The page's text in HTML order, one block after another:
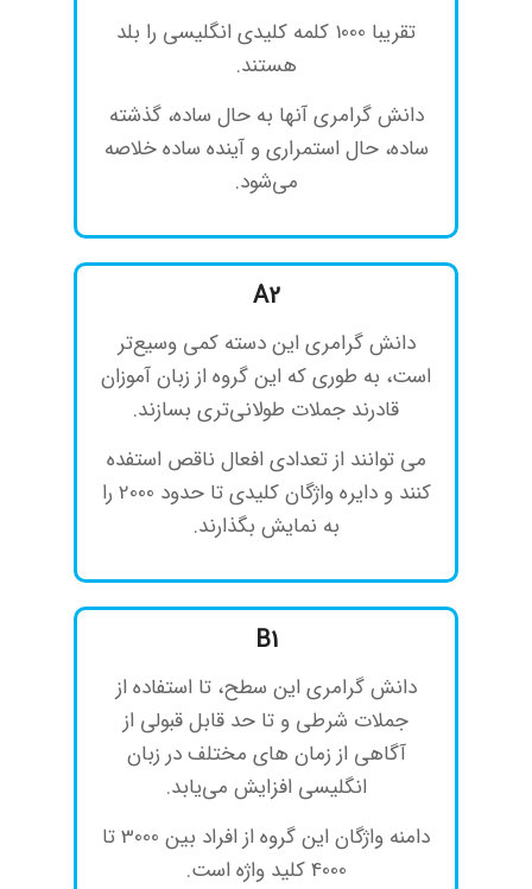
تقریبا 1000 کلمه کلیدی انگلیسی را بلد
هستند.
دانش گرامری آنها به حال ساده، گذشته
ساده، حال استمراری و آینده ساده خلاصه
می‌شود.
A2
دانش گرامری این دسته کمی وسیع‌تر
است، به طوری که این گروه از زبان آموزان
قادرند جملات طولانی‌تری بسازند.
می توانند از تعدادی افعال ناقص استفده
کنند و دایره واژگان کلیدی تا حدود 2000 را
به نمایش بگذارند.
B1
دانش گرامری این سطح، تا استفاده از
جملات شرطی و تا حد قابل قبولی از
آگاهی از زمان های مختلف در زبان
انگلیسی افزایش می‌یابد.
دامنه واژگان این گروه از افراد بین 3000 تا
4000 کلید واژه است.